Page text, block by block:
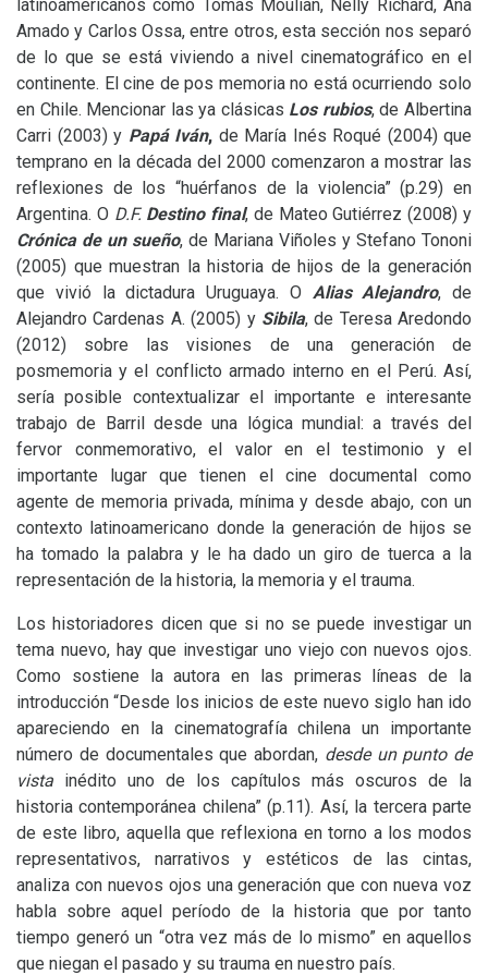
latinoamericanos como Tomás Moulian, Nelly Richard, Ana
Amado y Carlos Ossa, entre otros, esta sección nos separó
de lo que se está viviendo a nivel cinematográfico en el
continente. El cine de pos memoria no está ocurriendo solo
en Chile. Mencionar las ya clásicas Los rubios, de Albertina
Carri (2003) y Papá Iván, de María Inés Roqué (2004) que
temprano en la década del 2000 comenzaron a mostrar las
reflexiones de los “huérfanos de la violencia” (p.29) en
Argentina. O D.F. Destino final, de Mateo Gutiérrez (2008) y
Crónica de un sueño, de Mariana Viñoles y Stefano Tononi
(2005) que muestran la historia de hijos de la generación
que vivió la dictadura Uruguaya. O Alias Alejandro, de
Alejandro Cardenas A. (2005) y Sibila, de Teresa Aredondo
(2012) sobre las visiones de una generación de
posmemoria y el conflicto armado interno en el Perú. Así,
sería posible contextualizar el importante e interesante
trabajo de Barril desde una lógica mundial: a través del
fervor conmemorativo, el valor en el testimonio y el
importante lugar que tienen el cine documental como
agente de memoria privada, mínima y desde abajo, con un
contexto latinoamericano donde la generación de hijos se
ha tomado la palabra y le ha dado un giro de tuerca a la
representación de la historia, la memoria y el trauma.
Los historiadores dicen que si no se puede investigar un
tema nuevo, hay que investigar uno viejo con nuevos ojos.
Como sostiene la autora en las primeras líneas de la
introducción “Desde los inicios de este nuevo siglo han ido
apareciendo en la cinematografía chilena un importante
número de documentales que abordan, desde un punto de
vista inédito uno de los capítulos más oscuros de la
historia contemporánea chilena” (p.11). Así, la tercera parte
de este libro, aquella que reflexiona en torno a los modos
representativos, narrativos y estéticos de las cintas,
analiza con nuevos ojos una generación que con nueva voz
habla sobre aquel período de la historia que por tanto
tiempo generó un “otra vez más de lo mismo” en aquellos
que niegan el pasado y su trauma en nuestro país.